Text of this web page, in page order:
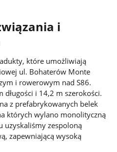
i
które umożliwiają
ul. Bohaterów Monte
i rowerowym nad S86.
i 14,2 m szerokości.
z prefabrykowanych belek
których wylano monolityczną
uzyskaliśmy zespoloną
zapewniającą wysoką